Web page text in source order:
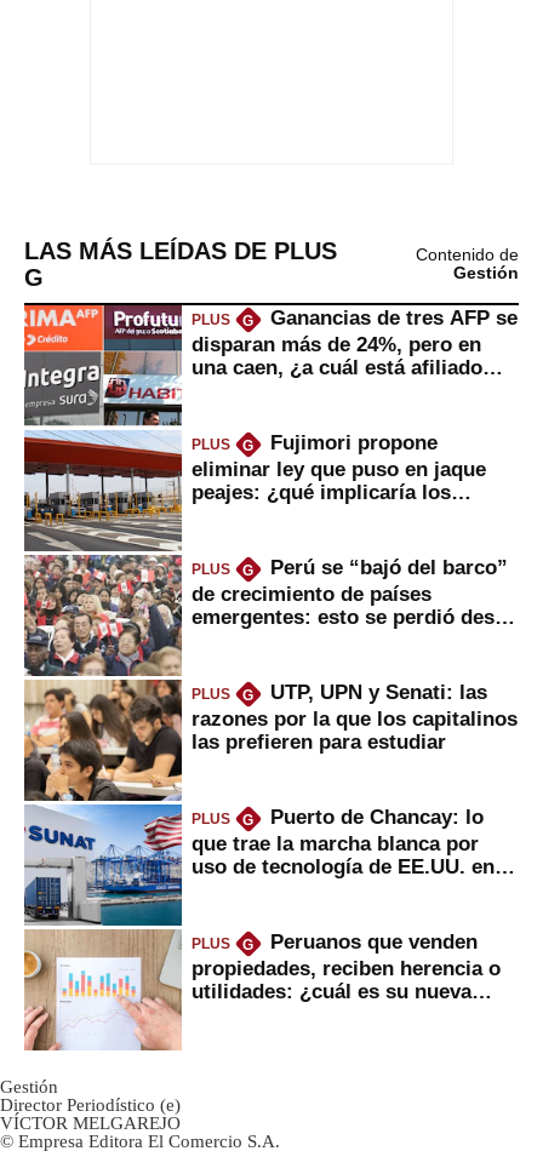
LAS MÁS LEÍDAS DE PLUS
G
Contenido de
Gestión
PLUS G
Ganancias de tres AFP se
disparan más de 24%, pero en
una caen, ¿a cuál está afiliado
PLUS G
Fujimori propone
eliminar ley que puso en jaque
peajes: ¿qué implicaría los
PLUS G
Perú se “bajó del barco”
de crecimiento de países
emergentes: esto se perdió desde
PLUS G
UTP, UPN y Senati: las
razones por la que los capitalinos
las prefieren para estudiar
PLUS G
Puerto de Chancay: lo
que trae la marcha blanca por
uso de tecnología de EE.UU. en
PLUS G
Peruanos que venden
propiedades, reciben herencia o
utilidades: ¿cuál es su nueva
Gestión
Director Periodístico (e)
VÍCTOR MELGAREJO
© Empresa Editora El Comercio S.A.